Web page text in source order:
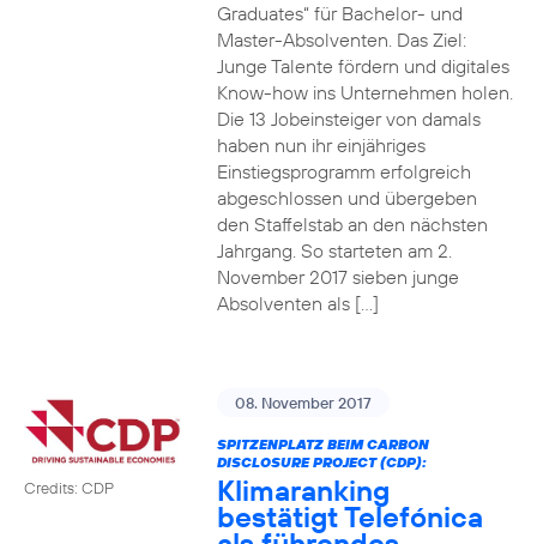
Graduates“ für Bachelor- und
Master-Absolventen. Das Ziel:
Junge Talente fördern und digitales
Know-how ins Unternehmen holen.
Die 13 Jobeinsteiger von damals
haben nun ihr einjähriges
Einstiegsprogramm erfolgreich
abgeschlossen und übergeben
den Staffelstab an den nächsten
Jahrgang. So starteten am 2.
November 2017 sieben junge
Absolventen als […]
Credits: CDP
08. November 2017
SPITZENPLATZ BEIM CARBON
DISCLOSURE PROJECT (CDP):
Klimaranking
bestätigt Telefónica